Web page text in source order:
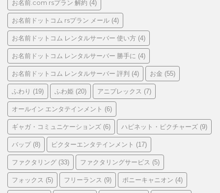
お名前.com rsプラン 解約 (4)
お名前ドットコム rsプラン メール (4)
お名前ドットコム レンタルサーバー 使い方 (4)
お名前ドットコム レンタルサーバー 勝手に (4)
お名前ドットコム レンタルサーバー 評判 (4) お金 (55)
ふわり (19) ふわ姫 (20) アニプレックス (7)
オールイン エンタテインメント (6)
ギャガ・コミュニケーションズ (6) ハピネット・ピクチャーズ (9)
バップ(8) ビクターエンタテインメント (17)
ファクタリング (33) ファクタリングサービス (5)
フォックス (5) フリーランス (9) ポニーキャニオン (4)